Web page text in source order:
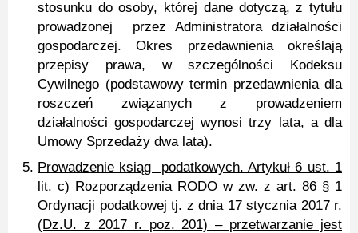
stosunku do osoby, której dane dotyczą, z tytułu
prowadzonej przez Administratora działalności
gospodarczej. Okres przedawnienia określają
przepisy prawa, w szczególności Kodeksu
Cywilnego (podstawowy termin przedawnienia dla
roszczeń związanych z prowadzeniem
działalności gospodarczej wynosi trzy lata, a dla
Umowy Sprzedaży dwa lata).
Prowadzenie ksiąg podatkowych. Artykuł 6 ust. 1
lit. c) Rozporządzenia RODO w zw. z art. 86 § 1
Ordynacji podatkowej tj. z dnia 17 stycznia 2017 r.
(Dz.U. z 2017 r. poz. 201) – przetwarzanie jest